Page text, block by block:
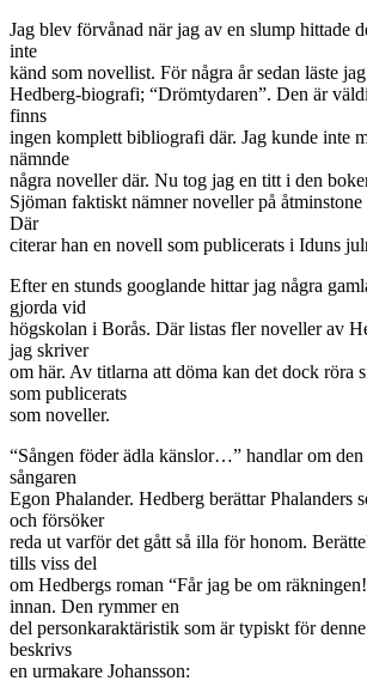
Jag blev förvånad när jag av en slump hittade
inte
känd som novellist. För några år sedan läste
Hedberg-biografi; “Drömtydaren”. Den är
finns
ingen komplett bibliografi där. Jag kunde inte
nämnde
några noveller där. Nu tog jag en titt i den
Sjöman faktiskt nämner noveller på åtminstone
Där
citerar han en novell som publicerats i Iduns
Efter en stunds googlande hittar jag några
gjorda vid
högskolan i Borås. Där listas fler noveller av
jag skriver
om här. Av titlarna att döma kan det dock röra
som publicerats
som noveller.
“Sången föder ädla känslor…” handlar om
sångaren
Egon Phalander. Hedberg berättar Phalanders
och försöker
reda ut varför det gått så illa för honom.
tills viss del
om Hedbergs roman “Får jag be om
innan. Den rymmer en
del personkaraktäristik som är typiskt för
beskrivs
en urmakare Johansson: